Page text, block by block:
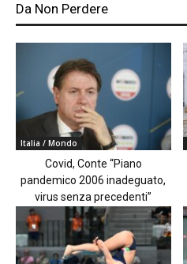
Da Non Perdere
Italia / Mondo
Covid, Conte “Piano
pandemico 2006 inadeguato,
virus senza precedenti”